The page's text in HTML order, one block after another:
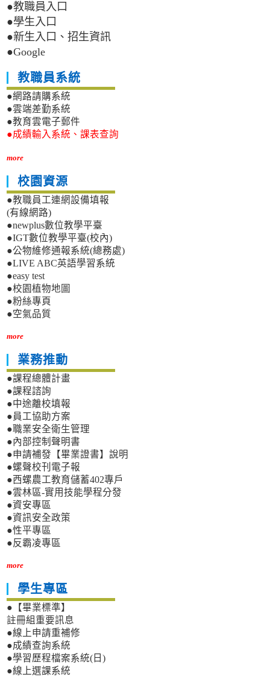
●教職員入口
●學生入口
●新生入口、招生資訊
●Google
教職員系統
●網路請購系統
●雲端差勤系統
●教育雲電子郵件
●成績輸入系統、課表查詢
more
校園資源
●教職員工連網設備填報
(有線網路)
●newplus數位教學平臺
●IGT數位教學平臺(校內)
●公物維修通報系統(總務處)
●LIVE ABC英語學習系統
●easy test
●校園植物地圖
●粉絲專頁
●空氣品質
more
業務推動
●課程總體計畫
●課程諮詢
●中途離校填報
●員工協助方案
●職業安全衛生管理
●內部控制聲明書
●申請補發【畢業證書】說明
●螺聲校刊電子報
●西螺農工教育儲蓄402專戶
●雲林區-實用技能學程分發
●資安專區
●資訊安全政策
●性平專區
●反霸凌專區
more
學生專區
●【畢業標準】
註冊組重要訊息
●線上申請重補修
●成績查詢系統
●學習歷程檔案系統(日)
●線上選課系統